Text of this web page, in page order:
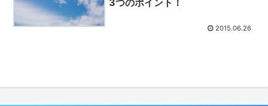
2015.06.26